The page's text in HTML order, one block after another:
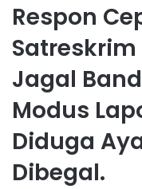
Respon
Satreskrim
Jagal
Modus
Diduga
Dibegal.